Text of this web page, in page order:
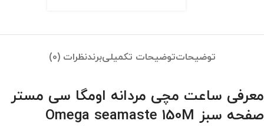
توضیحاتتوضیحات تکمیلیبرندنظرات (0)
معرفی ساعت مچی مردانه اومگا سی مستر
صفحه سبز Omega seamaste 150M